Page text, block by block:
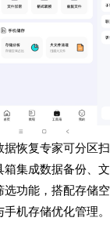
据恢复专家可分区
集成数据备份、
功能，搭配存储
机存储优化管理。